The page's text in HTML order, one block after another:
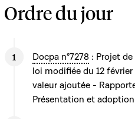
Ordre du jour
Docpa n°7278 : Projet
loi modifiée du 12
valeur ajoutée -
Présentation et